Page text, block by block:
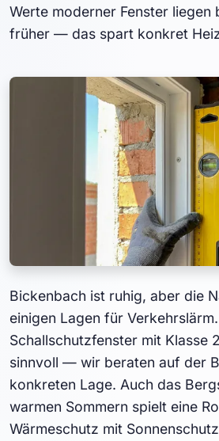
Werte moderner Fenster
früher — das spart konkret
Bickenbach ist ruhig, aber die
einigen Lagen für Verkehrslärm.
Schallschutzfenster mit Klasse
sinnvoll — wir beraten auf der
konkreten Lage. Auch das
warmen Sommern spielt eine
Wärmeschutz mit